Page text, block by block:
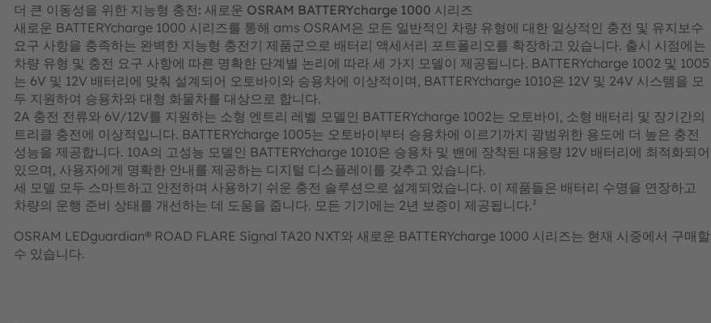
더 큰 이동성을 위한 지능형 충전: 새로운 OSRAM BATTERYcharge 1000 시리즈
새로운 BATTERYcharge 1000 시리즈를 통해 ams OSRAM은 모든 일반적인 차량 유형에 대한 일상적인 충전 및 유지보수
요구 사항을 충족하는 완벽한 지능형 충전기 제품군으로 배터리 액세서리 포트폴리오를 확장하고 있습니다. 출시 시점에는
차량 유형 및 충전 요구 사항에 따른 명확한 단계별 논리에 따라 세 가지 모델이 제공됩니다. BATTERYcharge 1002 및 1005
는 6V 및 12V 배터리에 맞춰 설계되어 오토바이와 승용차에 이상적이며, BATTERYcharge 1010은 12V 및 24V 시스템을 모
두 지원하여 승용차와 대형 화물차를 대상으로 합니다.
2A 충전 전류와 6V/12V를 지원하는 소형 엔트리 레벨 모델인 BATTERYcharge 1002는 오토바이, 소형 배터리 및 장기간의
트리클 충전에 이상적입니다. BATTERYcharge 1005는 오토바이부터 승용차에 이르기까지 광범위한 용도에 더 높은 충전
성능을 제공합니다. 10A의 고성능 모델인 BATTERYcharge 1010은 승용차 및 밴에 장착된 대용량 12V 배터리에 최적화되어
있으며, 사용자에게 명확한 안내를 제공하는 디지털 디스플레이를 갖추고 있습니다.
세 모델 모두 스마트하고 안전하며 사용하기 쉬운 충전 솔루션으로 설계되었습니다. 이 제품들은 배터리 수명을 연장하고
차량의 운행 준비 상태를 개선하는 데 도움을 줍니다. 모든 기기에는 2년 보증이 제공됩니다.²
OSRAM LEDguardian® ROAD FLARE Signal TA20 NXT와 새로운 BATTERYcharge 1000 시리즈는 현재 시중에서 구매할
수 있습니다.